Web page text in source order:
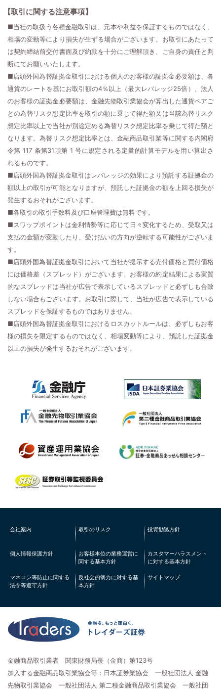
【取引に関する注意事項】
■当社の取扱う各種金融取引は、元本や利益を保証するものではなく、
相場の変動等により損失が生ずる場合がございます。お取引にあたって
は契約締結前交付書面及び約款を十分にご理解頂き、ご自身の責任と判
断にてお願いいたします。
■店頭外国為替証拠金取引における個人のお客様の証拠金必要額は、各
通貨のレートを基にお取引額の4％以上（最大レバレッジ25倍）、法人
のお客様の証拠金必要額は、金融先物取引業協会が算出した通貨ペアご
との為替リスク想定比率を取引の額に乗じて得た額又は当該為替リスク
想定比率以上で当社が別途定める為替リスク想定比率を乗じて得た額と
なります。為替リスク想定比率とは、金融商品取引業等に関する内閣府
令第 117 条第31項第 1 号に規定される定量的計算モデルを用い算出さ
れるものです。
■店頭外国為替証拠金取引はレバレッジの効果により預託する証拠金の
額以上の取引が可能となりますが、預託した証拠金の額を上回る損失が
発生するおそれがございます。
■各取引の取引手数料及び口座管理費は無料です。
■スワップポイントは金利情勢等に応じて日々変化するため、受取又は
支払の金額が変動したり、受け払いの方向が逆転する可能性がございま
す。
■店頭外国為替証拠金取引において当社が提示する売付価格と買付価格
には価格差（スプレッド）がございます。お客様の約定結果による実質
的なスプレッドは当社が広告で表示しているスプレッドと必ずしも合致
しない場合もございます。お取引に際して、当社が広告で表示している
スプレッドを保証するものではありません。
■店頭外国為替証拠金取引におけるロスカットルールは、必ずしもお客
様の損失を限定するものではなく、相場変動等により、預託した証拠金
以上の損失が発生するおそれがございます。
会社案内 取引のリスク 投資勧誘方針
個人情報保護方針
お客様本位の業務運営に
関する基本方針
カスタマーハラスメント
に対する基本方針
マネロン等防止に関する
法令等遵守方針
反社会的勢力に対する基
本方針
サイトマップ
金融商品取引業者 関東財務局長（金商）第123号
加入する金融商品取引業協会等：日本証券業協会 一般社団法人 金融
先物取引業協会 一般社団法人 第二種金融商品取引業協会 一般社団